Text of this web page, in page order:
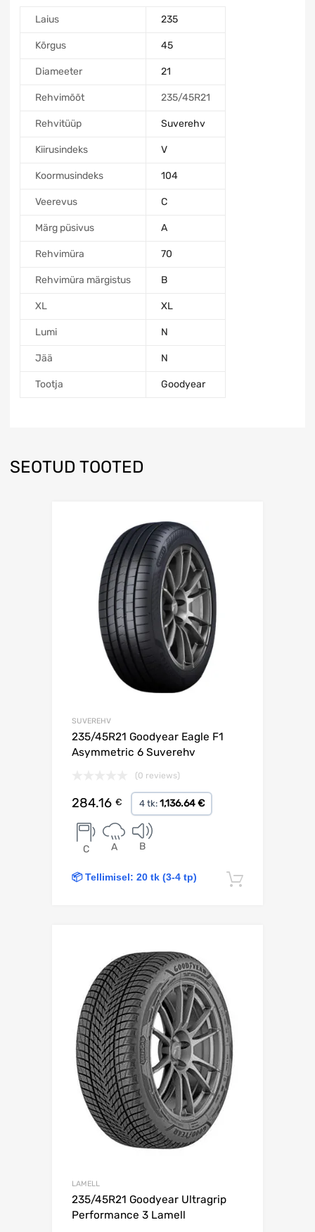
Laius 235
Kõrgus 45
Diameeter 21
Rehvimõõt 235/45R21
Rehvitüüp Suverehv
Kiirusindeks V
Koormusindeks 104
Veerevus C
Märg püsivus A
Rehvimüra 70
Rehvimüra märgistus B
XL XL
Lumi N
Jää N
Tootja Goodyear
SEOTUD TOOTED
SUVEREHV
235/45R21 Goodyear Eagle F1
Asymmetric 6 Suverehv
(0 reviews)
284.16 € 4 tk: 1,136.64 €
C A B
📦 Tellimisel: 20 tk (3-4 tp)
LAMELL
235/45R21 Goodyear Ultragrip
Performance 3 Lamell